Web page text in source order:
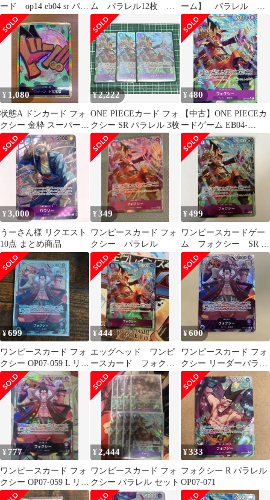
ード op14 eb04 sr パラ
レル セット ギャル
デ
ム パラレル12枚
SR20枚 まとめ売り
ーム】 パラレル ま
とめ売り 【９枚セッ
ト】
¥ 1,080
状態A ドンカード フォ
クシー 金枠 スーパーパ
ラレル 金ドン ワンピー
スカード
¥2,222
ONE PIECEカード フォ
クシー SR パラレル 3枚
¥480
【中古】ONE PIECEカ
ードゲーム EB04-
036[SR]：(パラレル)フ
ォクシー
¥3,000
うーさん様 リクエスト
10点 まとめ商品
¥349
ワンピースカード フォ
クシー パラレル
¥499
ワンピースカードゲー
ム フォクシー SR パ
ラレル EB04
¥699
ワンピースカード フォ
クシー OP07-059 L リー
ダー パラレル カード
¥444
エッグヘッド ワンピ
ースカード フォクシ
ーSRパラレル EB04-
036
¥600
ワンピースカード フォ
クシー リーダーパラレ
ル
¥ 777
ワンピースカード フォ
クシー OP07-059 L リー
ダー パラレル カード
¥ 2,444
ワンピースカード フォ
クシー パラレル セット
¥333
フォクシー R パラレル
OP07-071